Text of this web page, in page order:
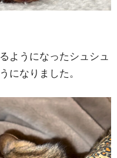
ようになったシュシュ
になりました。